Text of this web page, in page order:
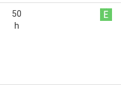
50
h